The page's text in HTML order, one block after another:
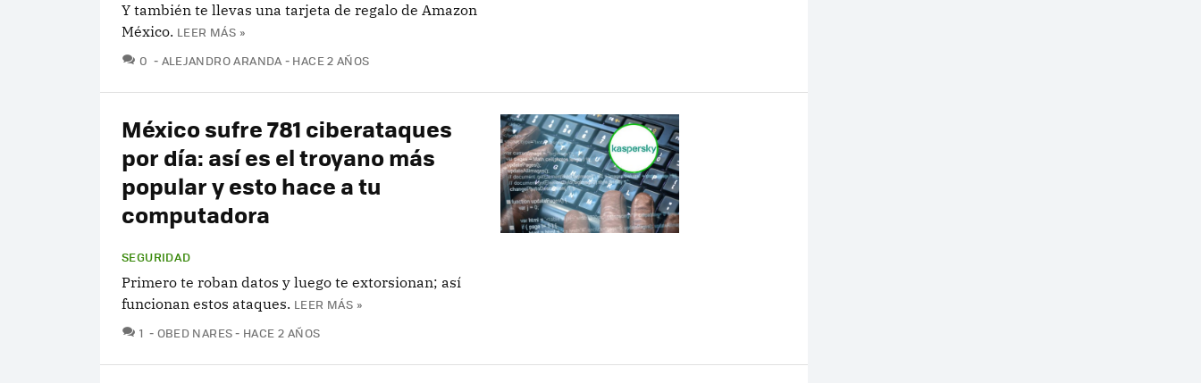
Y también te llevas una tarjeta de regalo de Amazon
México. LEER MÁS »
0 COMENTARIOS
ALEJANDRO ARANDA HACE 2 AÑOS
México sufre 781 ciberataques
por día: así es el troyano más
popular y esto hace a tu
computadora
SEGURIDAD
Primero te roban datos y luego te extorsionan; así
funcionan estos ataques. LEER MÁS »
1 COMENTARIOS
OBED NARES HACE 2 AÑOS